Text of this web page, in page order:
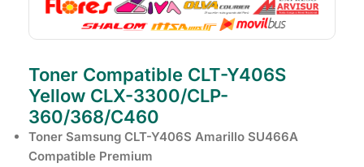
Toner Compatible CLT-Y406S
Yellow CLX-3300/CLP-
360/368/C460
Toner Samsung CLT-Y406S Amarillo SU466A
Compatible Premium